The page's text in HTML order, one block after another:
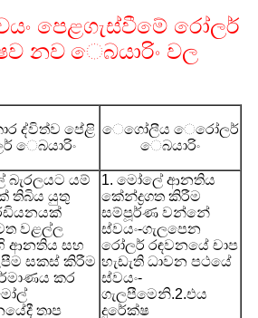
පෙළගැස්වීමේ රෝලර්
නව ෙබයාරිං වල
ද්විත්ව පේළි
ෙබයාරිං
ෙගෝලීය ෙරෝලර්
ෙබයාරිං
බැරලයට යම්
තිබිය යුතු
වළල්ල
ආනතිය සහ
සකස් කිරීම
කර
තාප
1. මෝලේ ආනතිය
කේන්ද්‍රගත කිරීම
සම්පූර්ණ වන්නේ
ස්වයං-ගැලපෙන
රෝලර් රඳවනයේ චාප
හැඩැති ධාවන පථයේ
ස්වයං-
ගැලපීමෙනි.2.එය
දුරේක්ෂ